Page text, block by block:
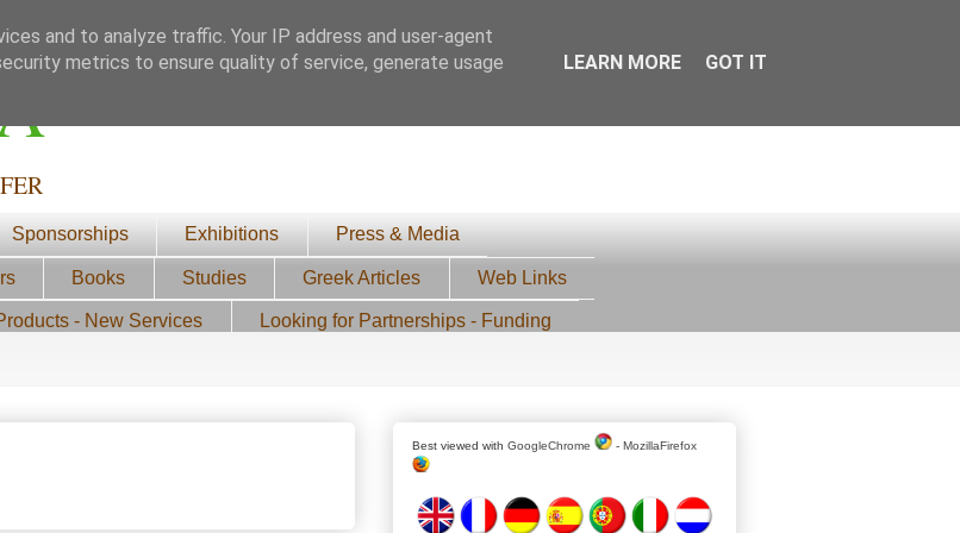
Sponsorships Exhibitions Press & Media
Books Studies Greek Articles Web Links
- New Services Looking for Partnerships - Funding
Best viewed with GoogleChrome - MozillaFirefox
and to analyze traffic. Your IP address and user-agent
metrics to ensure quality of service, generate usage
LEARN MORE GOT IT